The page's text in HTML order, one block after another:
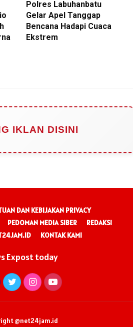
Polres Labuhanbatu
Gelar Apel Tanggap
Bencana Hadapi Cuaca
Ekstrem
IKLAN DISINI
DAN KEBIJAKAN PRIVACY
PEDOMAN MEDIA SIBER
REDAKSI
KONTAK KAMI
Expost today
@net24jam.id